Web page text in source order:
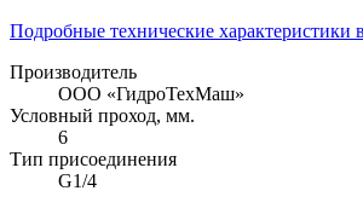
Подробные технические характеристики
Производитель
ООО «ГидроТехМаш»
Условный проход, мм.
6
Тип присоединения
G1/4